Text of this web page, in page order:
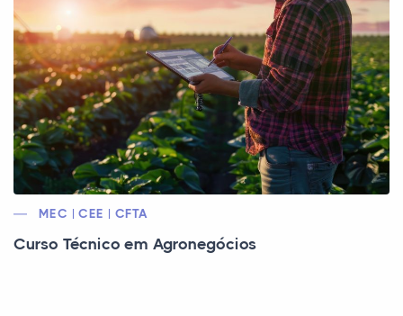
MEC | CEE | CFTA
Curso Técnico em Agronegócios